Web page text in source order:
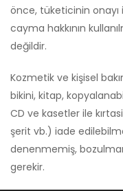
önce, tüketicinin onayı
cayma hakkının
değildir.
Kozmetik ve kişisel
bikini, kitap,
CD ve kasetler ile
şerit vb.) iade
denenmemiş,
gerekir.